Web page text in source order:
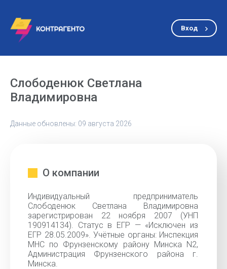
Вход
Слободенюк Светлана
Владимировна
Данные обновлены: 09 августа 2026
О компании
Индивидуальный предприниматель
Слободенюк Светлана Владимировна
зарегистрирован 22 ноября 2007 (УНП
190914134). Статус в ЕГР — «Исключен из
ЕГР 28.05.2009». Учётные органы: Инспекция
МНС по Фрунзенскому району Минска N2,
Администрация Фрунзенского района г.
Минска.